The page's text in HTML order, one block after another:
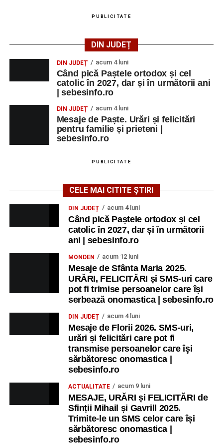
PUBLICITATE
DIN JUDEȚ
DIN JUDEȚ acum 4 luni
Când pică Paștele ortodox și cel
catolic în 2027, dar și în următorii ani
| sebesinfo.ro
DIN JUDEȚ acum 4 luni
Mesaje de Paște. Urări și felicitări
pentru familie și prieteni |
sebesinfo.ro
PUBLICITATE
CELE MAI CITITE ȘTIRI
DIN JUDEȚ acum 4 luni
Când pică Paștele ortodox și cel
catolic în 2027, dar și în următorii
ani | sebesinfo.ro
MONDEN acum 12 luni
Mesaje de Sfânta Maria 2025.
URĂRI, FELICITĂRI și SMS-uri care
pot fi trimise persoanelor care își
serbează onomastica | sebesinfo.ro
DIN JUDEȚ acum 4 luni
Mesaje de Florii 2026. SMS-uri,
urări și felicitări care pot fi
transmise persoanelor care îşi
sărbătoresc onomastica |
sebesinfo.ro
ACTUALITATE acum 9 luni
MESAJE, URĂRI și FELICITĂRI de
Sfinții Mihail și Gavrill 2025.
Trimite-le un SMS celor care își
sărbătoresc onomastica |
sebesinfo.ro